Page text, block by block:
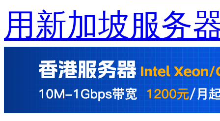
用新加坡服务